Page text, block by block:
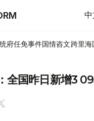
中
府任免事件国情咨文跨里
全国昨日新增3